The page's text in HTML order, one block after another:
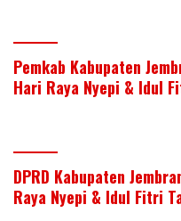
Pemkab Kabupaten
Hari Raya Nyepi & Idul
DPRD Kabupaten
Raya Nyepi & Idul Fitri